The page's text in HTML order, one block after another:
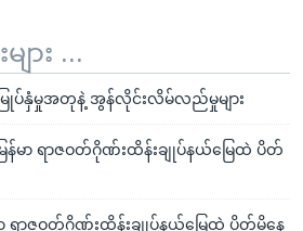
ား ...
မြုပ်နှံမှုအတုနဲ့ အွန်လိုင်းလိမ်လည်မှုများ
ြန်မာ ရာဇဝတ်ဂိုဏ်းထိန်းချုပ်နယ်မြေထဲ ပိတ်
ာ ရာဇဝတ်ဂိုဏ်းထိန်းချုပ်နယ်မြေထဲ ပိတ်မိနေ